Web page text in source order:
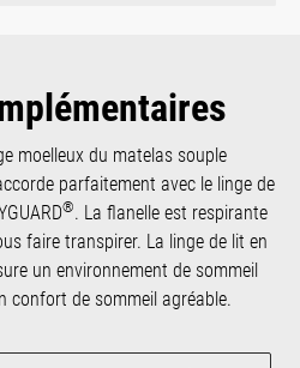
moelleux du matelas souple
parfaitement avec le linge de
®. La flanelle est respirante
faire transpirer. La linge de lit en
un environnement de sommeil
confort de sommeil agréable.